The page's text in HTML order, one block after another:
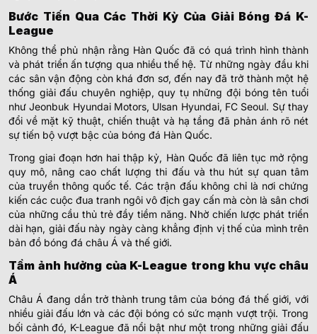
Bước Tiến Qua Các Thời Kỳ Của Giải Bóng Đá K-
League
Không thể phủ nhận rằng Hàn Quốc đã có quá trình hình thành
và phát triển ấn tượng qua nhiều thế hệ. Từ những ngày đầu khi
các sân vận động còn khá đơn sơ, đến nay đã trở thành một hệ
thống giải đấu chuyên nghiệp, quy tụ những đội bóng tên tuổi
như Jeonbuk Hyundai Motors, Ulsan Hyundai, FC Seoul. Sự thay
đổi về mặt kỹ thuật, chiến thuật và hạ tầng đã phản ánh rõ nét
sự tiến bộ vượt bậc của bóng đá Hàn Quốc.
Trong giai đoạn hơn hai thập kỷ, Hàn Quốc đã liên tục mở rộng
quy mô, nâng cao chất lượng thi đấu và thu hút sự quan tâm
của truyền thông quốc tế. Các trận đấu không chỉ là nơi chứng
kiến các cuộc đua tranh ngôi vô địch gay cấn mà còn là sân chơi
của những cầu thủ trẻ đầy tiềm năng. Nhờ chiến lược phát triển
dài hạn, giải đấu này ngày càng khẳng định vị thế của mình trên
bản đồ bóng đá châu Á và thế giới.
Tầm ảnh hưởng của K-League trong khu vực châu
Á
Châu Á đang dần trở thành trung tâm của bóng đá thế giới, với
nhiều giải đấu lớn và các đội bóng có sức mạnh vượt trội. Trong
bối cảnh đó, K-League đã nổi bật như một trong những giải đấu